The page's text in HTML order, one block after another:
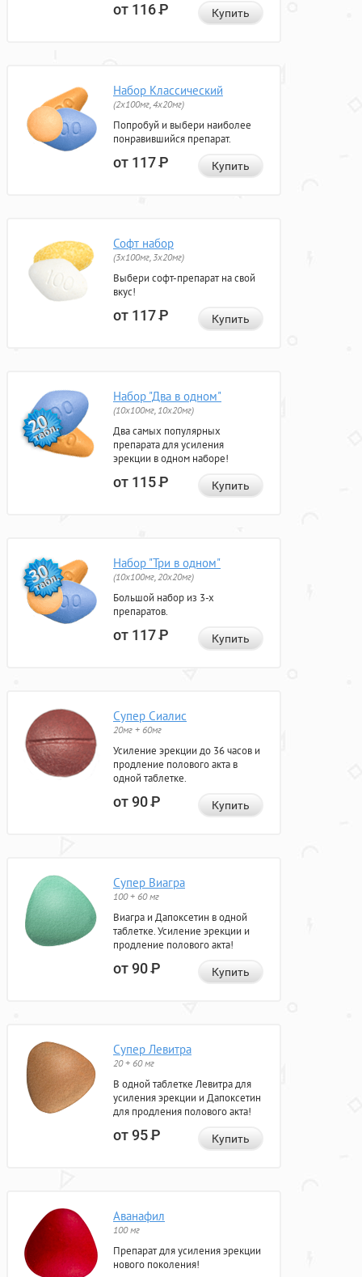
от 116Р Купить
Набор Классический
(2x100мг, 4x20мг)
Попробуй и выбери наиболее
понравившийся препарат.
от 117Р Купить
Софт набор
(3x100мг, 3x20мг)
Выбери софт-препарат на свой
вкус!
от 117Р Купить
Набор "Два в одном"
(10x100мг, 10x20мг)
Два самых популярных
препарата для усиления
эрекции в одном наборе!
от 115Р Купить
Набор "Три в одном"
(10x100мг, 20x20мг)
Большой набор из 3-х
препаратов.
от 117Р Купить
Супер Сиалис
20мг + 60мг
Усиление эрекции до 36 часов и
продление полового акта в
одной таблетке.
от 90Р Купить
Супер Виагра
100 + 60 мг
Виагра и Дапоксетин в одной
таблетке. Усиление эрекции и
продление полового акта!
от 90Р Купить
Супер Левитра
20 + 60 мг
В одной таблетке Левитра для
усиления эрекции и Дапоксетин
для продления полового акта!
от 95Р Купить
Аванафил
100 мг
Препарат для усиления эрекции
нового поколения!